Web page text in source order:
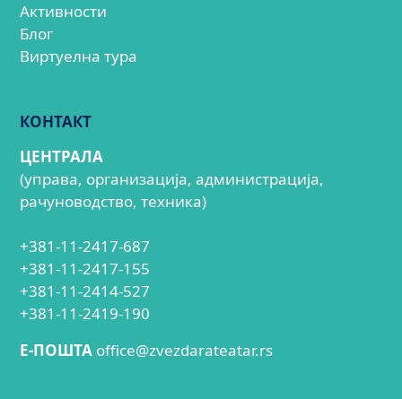
Активности
Блог
Виртуелна тура
КОНТАКТ
ЦЕНТРАЛА
(управа, организација, администрација,
рачуноводство, техника)
+381-11-2417-687
+381-11-2417-155
+381-11-2414-527
+381-11-2419-190
E-ПОШТА office@zvezdarateatar.rs